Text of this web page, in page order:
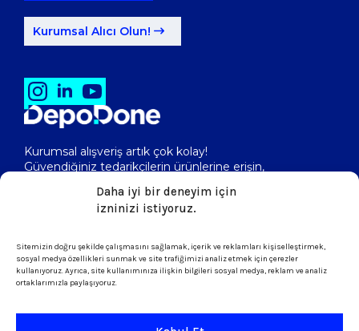
Daha iyi bir deneyim için
izninizi istiyoruz.
Sitemizin doğru şekilde çalışmasını sağlamak, içerik ve reklamları kişiselleştirmek,
sosyal medya özellikleri sunmak ve site trafiğimizi analiz etmek için çerezler
kullanıyoruz. Ayrıca, site kullanımınıza ilişkin bilgileri sosyal medya, reklam ve analiz
ortaklarımızla paylaşıyoruz.
Kurumsal alışveriş artık çok kolay!
Güvendiğiniz tedarikçilerin ürünlerine erişin,
isletme@depodone.com
Kurumsal Alıcı Olun!